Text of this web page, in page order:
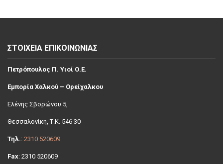
ΣΤΟΙΧΕΙΑ ΕΠΙΚΟΙΝΩΝΙΑΣ
Πετρόπουλος Π. Υιοί Ο.Ε.
Εμπορία Χαλκού – Ορείχαλκου
Ελένης Σβoρώνου 5,
Θεσσαλονίκη, Τ.Κ. 546 30
Τηλ.: 2310 520609
Fax: 2310 520609